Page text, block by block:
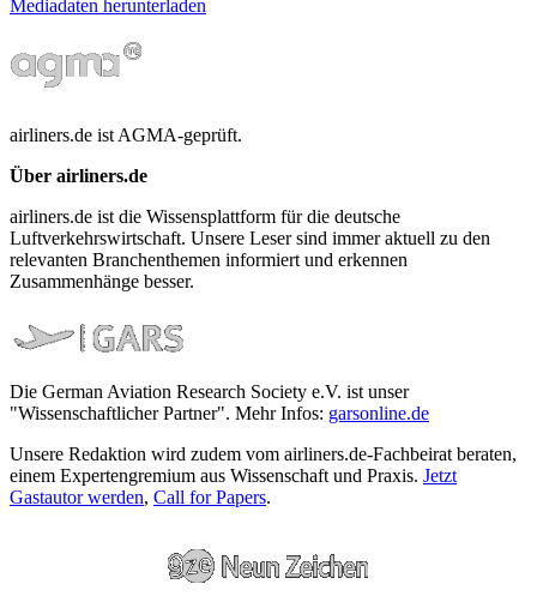
Mediadaten herunterladen
airliners.de ist AGMA-geprüft.
Über airliners.de
airliners.de ist die Wissensplattform für die deutsche
Luftverkehrswirtschaft. Unsere Leser sind immer aktuell zu den
relevanten Branchenthemen informiert und erkennen
Zusammenhänge besser.
Die German Aviation Research Society e.V. ist unser
"Wissenschaftlicher Partner". Mehr Infos: garsonline.de
Unsere Redaktion wird zudem vom airliners.de-Fachbeirat beraten,
einem Expertengremium aus Wissenschaft und Praxis. Jetzt
Gastautor werden, Call for Papers.